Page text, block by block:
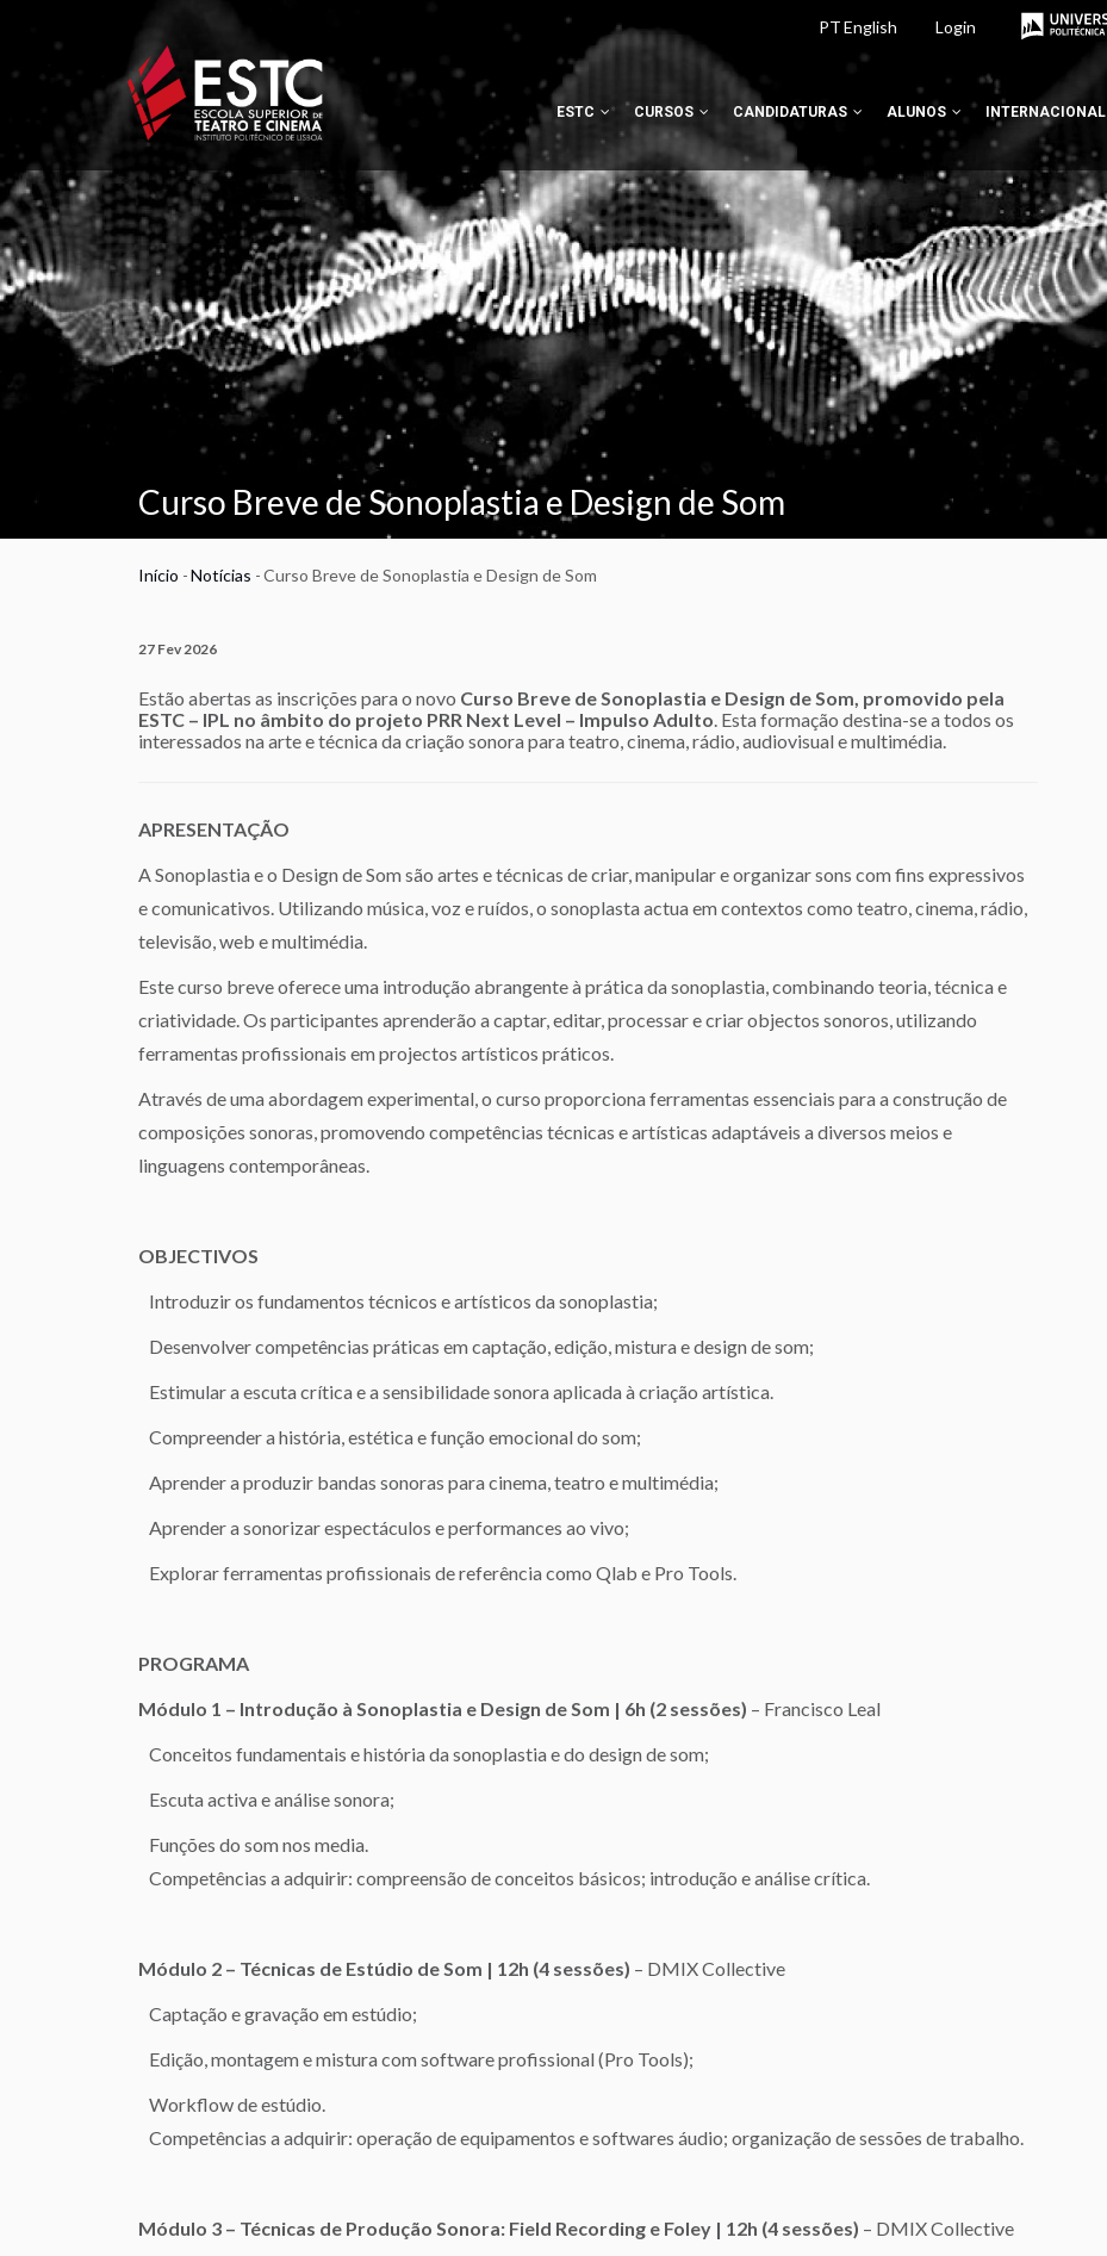
PTEnglish Login
ESTC CURSOS CANDIDATURAS ALUNOS INTERNACIONAL
Navegação
Início -Notícias -Curso Breve de Sonoplastia e Design de Som
Curso Breve de Sonoplastia e Design de Som
27 Fev 2026
Estão abertas as inscrições para o novo Curso Breve de Sonoplastia e Design de Som, promovido pela
ESTC – IPL no âmbito do projeto PRR Next Level – Impulso Adulto . Esta formação destina-se a todos os
interessados na arte e técnica da criação sonora para teatro, cinema, rádio, audiovisual e multimédia.
APRESENTAÇÃO
A Sonoplastia e o Design de Som são artes e técnicas de criar, manipular e organizar sons com fins expressivos
e comunicativos. Utilizando música, voz e ruídos, o sonoplasta actua em contextos como teatro, cinema, rádio,
televisão, web e multimédia.
Este curso breve oferece uma introdução abrangente à prática da sonoplastia, combinando teoria, técnica e
criatividade. Os participantes aprenderão a captar, editar, processar e criar objectos sonoros, utilizando
ferramentas profissionais em projectos artísticos práticos.
Através de uma abordagem experimental, o curso proporciona ferramentas essenciais para a construção de
composições sonoras, promovendo competências técnicas e artísticas adaptáveis a diversos meios e
linguagens contemporâneas.
OBJECTIVOS
Introduzir os fundamentos técnicos e artísticos da sonoplastia;
Desenvolver competências práticas em captação, edição, mistura e design de som;
Estimular a escuta crítica e a sensibilidade sonora aplicada à criação artística.
Compreender a história, estética e função emocional do som;
Aprender a produzir bandas sonoras para cinema, teatro e multimédia;
Aprender a sonorizar espectáculos e performances ao vivo;
Explorar ferramentas profissionais de referência como Qlab e Pro Tools.
PROGRAMA
Módulo 1 – Introdução à Sonoplastia e Design de Som | 6h (2 sessões) – Francisco Leal
Conceitos fundamentais e história da sonoplastia e do design de som;
Escuta activa e análise sonora;
Funções do som nos media.
Competências a adquirir: compreensão de conceitos básicos; introdução e análise crítica.
Módulo 2 – Técnicas de Estúdio de Som | 12h (4 sessões) – DMIX Collective
Captação e gravação em estúdio;
Edição, montagem e mistura com software profissional (Pro Tools);
Workflow de estúdio.
Competências a adquirir: operação de equipamentos e softwares áudio; organização de sessões de trabalho.
Módulo 3 – Técnicas de Produção Sonora: Field Recording e Foley | 12h (4 sessões) – DMIX Collective